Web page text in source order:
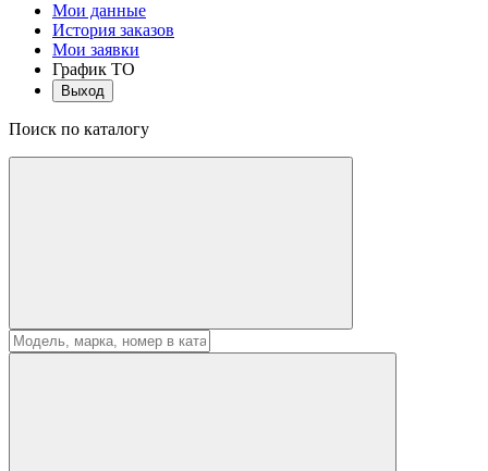
Мои данные
История заказов
Мои заявки
График ТО
Выход
Поиск по каталогу